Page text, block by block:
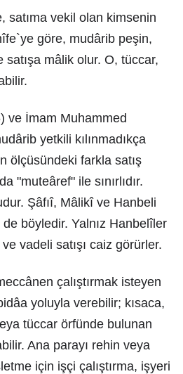
satıma vekil olan kimsenin
göre, mudârib peşin,
mâlik olur. O, tüccar,
ve İmam Muhammed
yetkili kılınmadıkça
ölçüsündeki farkla satış
"muteâref" ile sınırlıdır.
Şâfıî, Mâlikî ve Hanbeli
böyledir. Yalnız Hanbelîler
vadeli satışı caiz görürler.
çalıştırmak isteyen
yoluyla verebilir; kısaca,
tüccar örfünde bulunan
Ana parayı rehin veya
için işçi çalıştırma, işyeri